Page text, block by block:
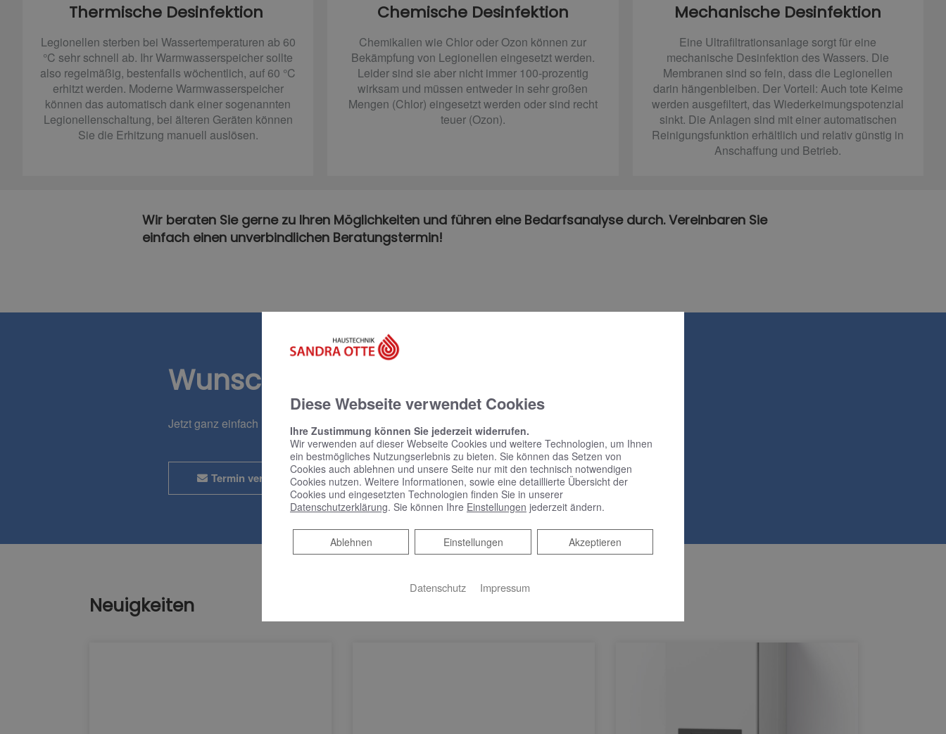
Thermische Desinfektion
Legionellen sterben bei Wassertemperaturen ab 60
°C sehr schnell ab. Ihr Warmwasserspeicher sollte
also regelmäßig, bestenfalls wöchentlich, auf 60 °C
erhitzt werden. Moderne Warmwasserspeicher
können das automatisch dank einer sogenannten
Legionellenschaltung, bei älteren Geräten können
Sie die Erhitzung manuell auslösen.
Chemische Desinfektion
Chemikalien wie Chlor oder Ozon können zur
Bekämpfung von Legionellen eingesetzt werden.
Leider sind sie aber nicht immer 100-prozentig
wirksam und müssen entweder in sehr großen
Mengen (Chlor) eingesetzt werden oder sind recht
teuer (Ozon).
Mechanische Desinfektion
Eine Ultrafiltrationsanlage sorgt für eine
mechanische Desinfektion des Wassers. Die
Membranen sind so fein, dass die Legionellen
darin hängenbleiben. Der Vorteil: Auch tote Keime
werden ausgefiltert, das Wiederkeimungspotenzial
sinkt. Die Anlagen sind mit einer automatischen
Reinigungsfunktion erhältlich und relativ günstig in
Anschaffung und Betrieb.
Wir beraten Sie gerne zu Ihren Möglichkeiten und führen eine Bedarfsanalyse durch. Vereinbaren Sie
einfach einen unverbindlichen Beratungstermin!
Wunschtermin
Jetzt ganz einfach und bequem Online Termine anfragen!
Termin vereinbaren
Neuigkeiten
Diese Webseite verwendet Cookies
Ihre Zustimmung können Sie jederzeit widerrufen.
Wir verwenden auf dieser Webseite Cookies und weitere Technologien, um Ihnen
ein bestmögliches Nutzungserlebnis zu bieten. Sie können das Setzen von
Cookies auch ablehnen und unsere Seite nur mit den technisch notwendigen
Cookies nutzen. Weitere Informationen, sowie eine detaillierte Übersicht der
Cookies und eingesetzten Technologien finden Sie in unserer
Datenschutzerklärung. Sie können Ihre Einstellungen jederzeit ändern.
Akzeptieren
Einstellungen
Ablehnen
Ablehnen
Datenschutz Impressum